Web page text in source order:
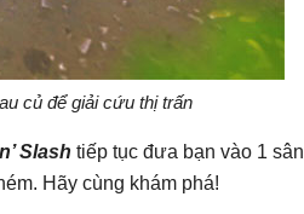
củ để giải cứu thị trấn
Slash tiếp tục đưa bạn vào 1 sân
Hãy cùng khám phá!